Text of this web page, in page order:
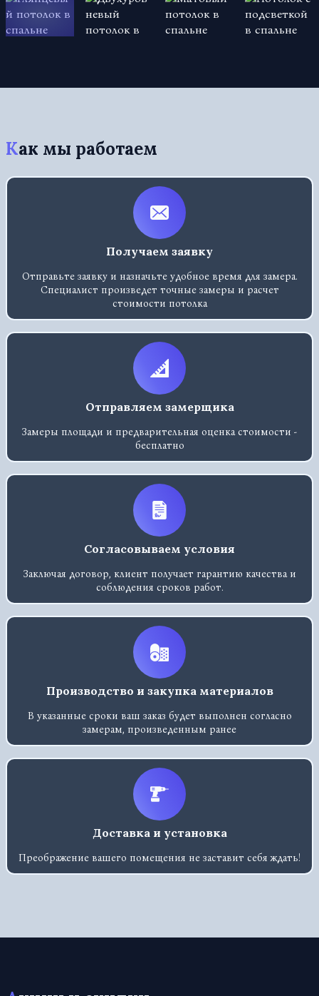
Как мы работаем
Получаем заявку
Отправьте заявку и назначьте удобное время для замера.
Специалист произведет точные замеры и расчет
стоимости потолка
Отправляем замерщика
Замеры площади и предварительная оценка стоимости -
бесплатно
Согласовываем условия
Заключая договор, клиент получает гарантию качества и
соблюдения сроков работ.
Производство и закупка материалов
В указанные сроки ваш заказ будет выполнен согласно
замерам, произведенным ранее
Доставка и установка
Преображение вашего помещения не заставит себя ждать!